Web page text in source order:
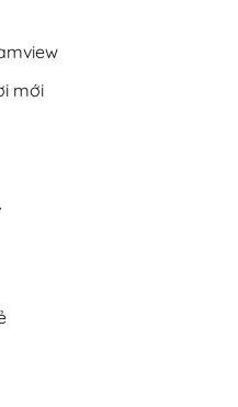
mới